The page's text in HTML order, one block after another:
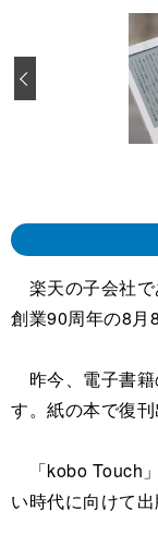
楽天の子会社で
創業90周年の8月
昨今、電子書籍
す。紙の本で復
「kobo Touch
い時代に向けて